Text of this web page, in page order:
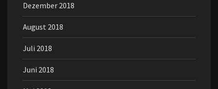
Dezember 2018
August 2018
Juli 2018
Juni 2018